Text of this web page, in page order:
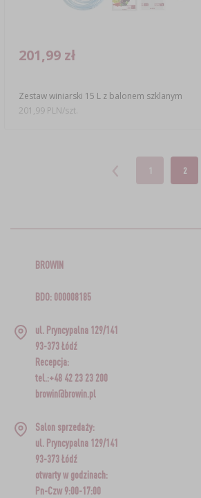
Zestaw winiarski 15 L z balonem szklanym
201,99 zł
201,99 PLN/szt.
1 2
BROWIN
BDO: 000008185
ul. Pryncypalna 129/141
93-373 Łódź
Recepcja:
tel.:+48 42 23 23 200
browin@browin.pl
Salon sprzedaży:
ul. Pryncypalna 129/141
93-373 Łódź
otwarty w godzinach:
Pn-Czw 9:00-17:00